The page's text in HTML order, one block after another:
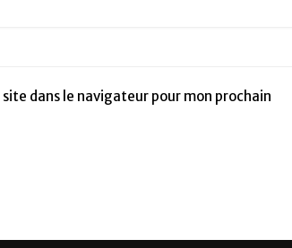
dans le navigateur pour mon prochain